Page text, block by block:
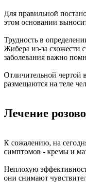
Для правильной
этом основании
Трудность в
Жибера из-за схожести
заболевания важно
Отличительной чертой
размещаются на теле
Лечение
К сожалению, на
симптомов - кремы и
Неплохую
они снимают